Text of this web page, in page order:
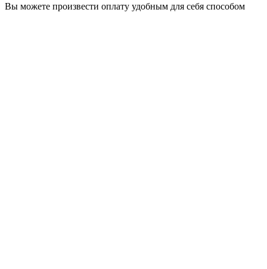
Вы можете произвести оплату удобным для себя способом